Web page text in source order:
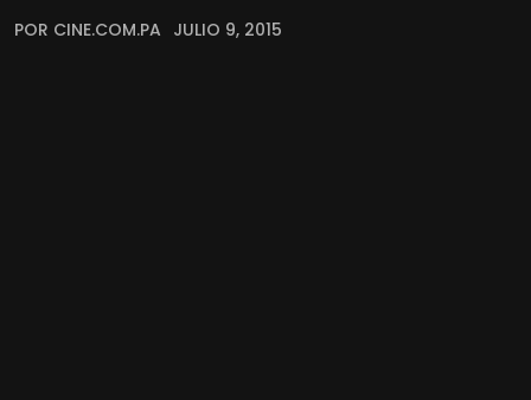
POR CINE.COM.PA JULIO 9, 2015